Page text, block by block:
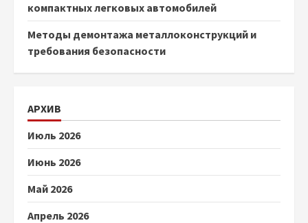
компактных легковых автомобилей
Методы демонтажа металлоконструкций и
требования безопасности
АРХИВ
Июль 2026
Июнь 2026
Май 2026
Апрель 2026